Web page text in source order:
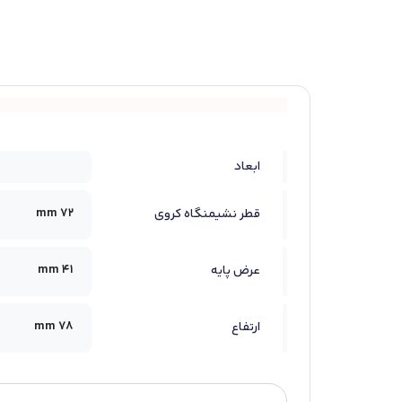
ابعاد
قطر نشیمنگاه کروی 72 mm
عرض پایه 41 mm
ارتفاع 78 mm